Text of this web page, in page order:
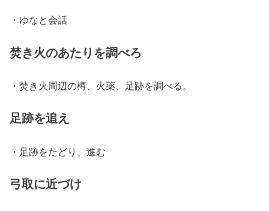
・ゆなと会話
焚き火のあたりを調べろ
・焚き火周辺の樽、火薬、足跡を調べる。
足跡を追え
・足跡をたどり、進む
弓取に近づけ